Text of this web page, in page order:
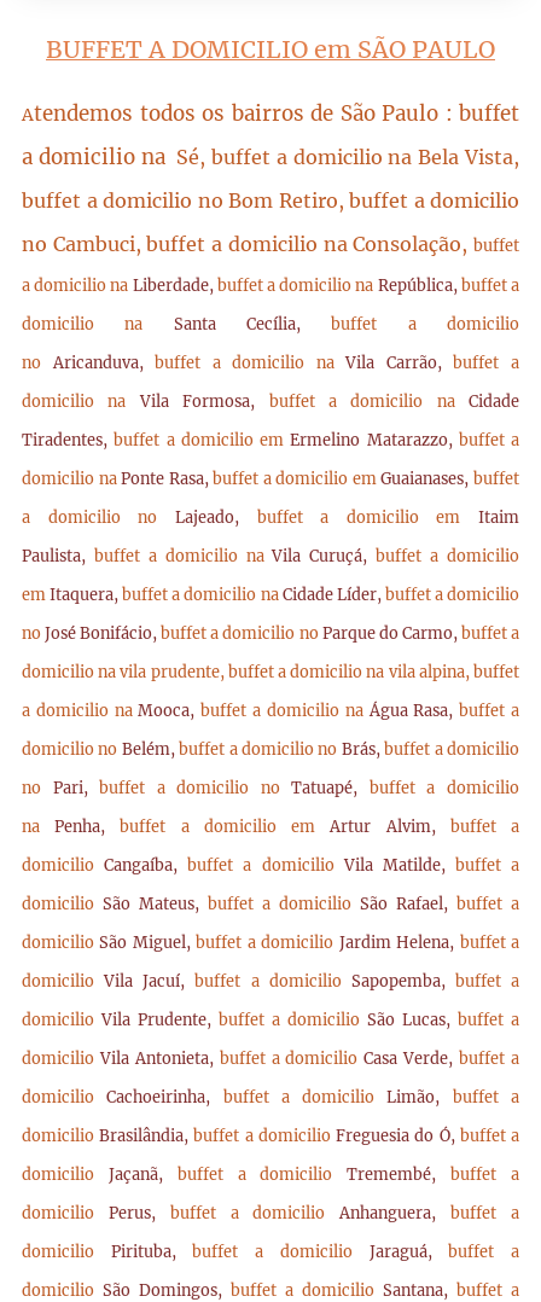
BUFFET A DOMICILIO em SÃO PAULO
Atendemos todos os bairros de São Paulo : buffet
a domicilio na Sé, buffet a domicilio na Bela Vista,
buffet a domicilio no Bom Retiro, buffet a domicilio
no Cambuci, buffet a domicilio na Consolação, buffet
a domicilio na Liberdade, buffet a domicilio na República, buffet a
domicilio na Santa Cecília,buffet a domicilio
no Aricanduva,buffet a domicilio naVila Carrão,buffet a
domicilio naVila Formosa, buffet a domicilio na Cidade
Tiradentes,buffet a domicilio emErmelino Matarazzo, buffet a
domicilio naPonte Rasa,buffet a domicilio emGuaianases,buffet
a domicilio no Lajeado, buffet a domicilio em Itaim
Paulista, buffet a domicilio naVila Curuçá,buffet a domicilio
emItaquera,buffet a domicilio na Cidade Líder, buffet a domicilio
noJosé Bonifácio,buffet a domicilio noParque do Carmo, buffet a
domicilio na vila prudente, buffet a domicilio na vila alpina, buffet
a domicilio naMooca,buffet a domicilio na Água Rasa,buffet a
domicilio no Belém,buffet a domicilio no Brás,buffet a domicilio
no Pari,buffet a domicilio noTatuapé, buffet a domicilio
naPenha,buffet a domicilio emArtur Alvim, buffet a
domicilioCangaíba,buffet a domicilioVila Matilde, buffet a
domicilio São Mateus, buffet a domicilio São Rafael, buffet a
domicilioSão Miguel,buffet a domicilio Jardim Helena, buffet a
domicilioVila Jacuí,buffet a domicilio Sapopemba, buffet a
domicilioVila Prudente, buffet a domicilio São Lucas, buffet a
domicilioVila Antonieta, buffet a domicilioCasa Verde,buffet a
domicilioCachoeirinha, buffet a domicilioLimão, buffet a
domicilioBrasilândia,buffet a domicilioFreguesia do Ó, buffet a
domicilio Jaçanã, buffet a domicilioTremembé,buffet a
domicilio Perus, buffet a domicilioAnhanguera,buffet a
domicilio Pirituba,buffet a domicilio Jaraguá,buffet a
domicilio São Domingos, buffet a domicilio Santana, buffet a